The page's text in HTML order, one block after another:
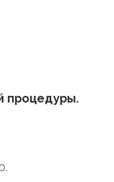
процедуры.